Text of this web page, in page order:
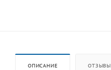
ОПИСАНИЕ ОТЗЫВЫ